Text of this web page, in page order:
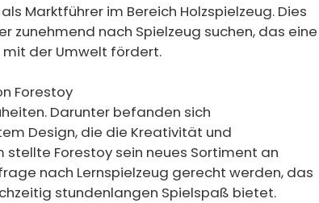
Marktführer im Bereich Holzspielzeug. Dies
zunehmend nach Spielzeug suchen, das eine
der Umwelt fördert.
Forestoy
Darunter befanden sich
Design, die die Kreativität und
Forestoy sein neues Sortiment an
nach Lernspielzeug gerecht werden, das
stundenlangen Spielspaß bietet.